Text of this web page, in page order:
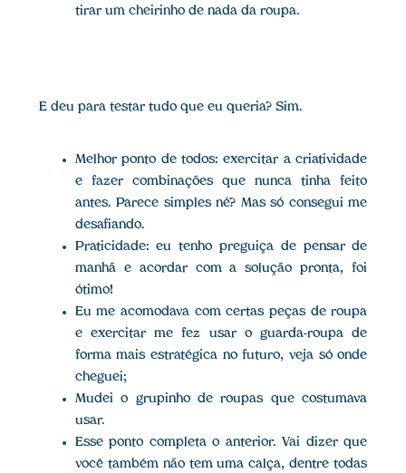
tirar um cheirinho de nada da roupa.
E deu para testar tudo que eu queria? Sim.
Melhor ponto de todos: exercitar a criatividade
e fazer combinações que nunca tinha feito
antes. Parece simples né? Mas só consegui me
desafiando.
Praticidade: eu tenho preguiça de pensar de
manhã e acordar com a solução pronta, foi
ótimo!
Eu me acomodava com certas peças de roupa
e exercitar me fez usar o guarda-roupa de
forma mais estratégica no futuro, veja só onde
cheguei;
Mudei o grupinho de roupas que costumava
usar.
Esse ponto completa o anterior. Vai dizer que
você também não tem uma calça, dentre todas